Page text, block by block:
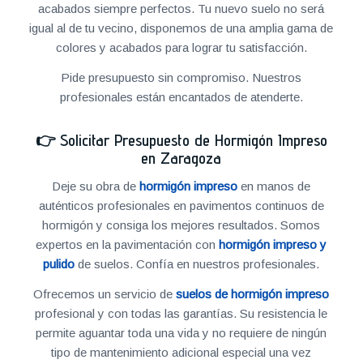
acabados siempre perfectos. Tu nuevo suelo no será
igual al de tu vecino, disponemos de una amplia gama de
colores y acabados para lograr tu satisfacción.
Pide presupuesto sin compromiso. Nuestros
profesionales están encantados de atenderte.
👉 Solicitar Presupuesto de Hormigón Impreso
en Zaragoza
Deje su obra dehormigón impreso en manos de
auténticos profesionales en pavimentos continuos de
hormigón y consiga los mejores resultados. Somos
expertos en la pavimentación conhormigón impreso y
pulido de suelos. Confía en nuestros profesionales.
Ofrecemos un servicio desuelos de hormigón impreso
profesional y con todas las garantías. Su resistencia le
permite aguantar toda una vida y no requiere de ningún
tipo de mantenimiento adicional especial una vez